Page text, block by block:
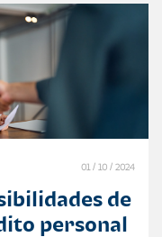
01 / 10 / 2024
de
personal